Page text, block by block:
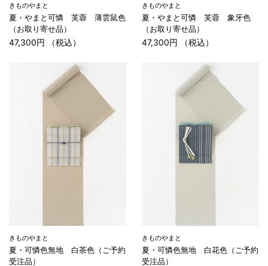
きものやまと
夏・やまと可憐 芙蓉 薄雲鼠色
（お取り寄せ品）
47,300円 （税込）
きものやまと
夏・やまと可憐 芙蓉 象牙色
（お取り寄せ品）
47,300円 （税込）
きものやまと
夏・可憐色無地 白茶色（ご予約
受注品）
きものやまと
夏・可憐色無地 白花色（ご予約
受注品）